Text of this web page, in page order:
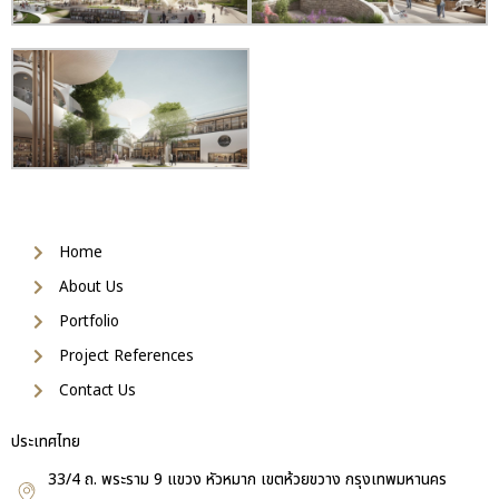
Home
About Us
Portfolio
Project References
Contact Us
ประเทศไทย
33/4 ถ. พระราม 9 แขวง หัวหมาก เขตห้วยขวาง กรุงเทพมหานคร